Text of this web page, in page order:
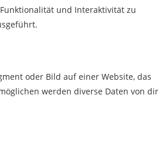
und Interaktivität zu
oder Bild auf einer Website, das
werden diverse Daten von dir